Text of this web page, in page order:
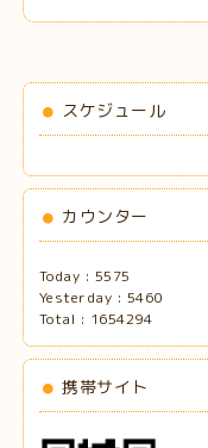
スケジュール
カウンター
Today : 5575
Yesterday : 5460
Total : 1654294
携帯サイト